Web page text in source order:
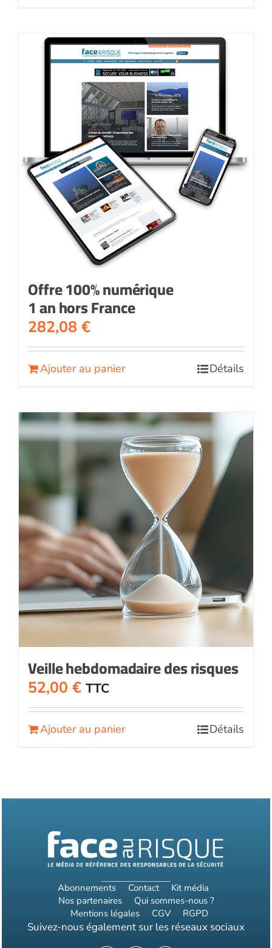
Offre 100% numérique
1 an hors France
282,08 €
Ajouter au panier Détails
Veille hebdomadaire des risques
52,00 € TTC
Ajouter au panier Détails
Abonnements Contact
Kit média
Nos partenaires
Qui sommes-nous ?
Mentions légales
CGV RGPD
Suivez-nous également sur les réseaux sociaux